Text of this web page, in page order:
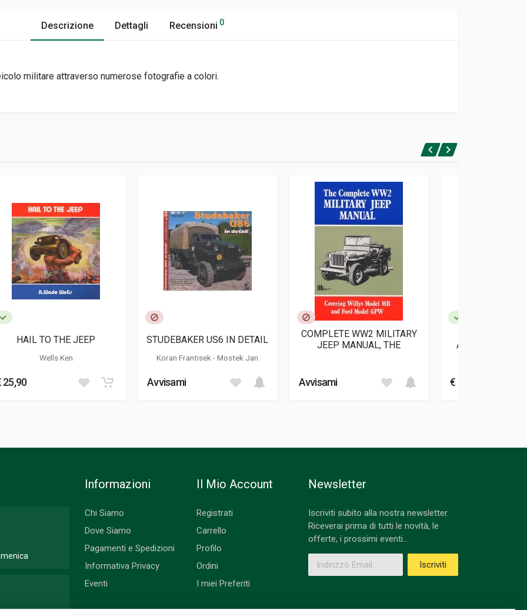
Descrizione Dettagli Recensioni 0
militare attraverso numerose fotografie a colori.
HAIL TO THE JEEP
Wells Ken
25,90
STUDEBAKER US6 IN DETAIL
Koran Frantisek-Mostek Jan
Avvisami
COMPLETE WW2 MILITARY
JEEP MANUAL, THE
Avvisami
ARCHIVE
€ 38,00
Informazioni
Chi Siamo
Dove Siamo
Pagamenti e Spedizioni
Informativa Privacy
Eventi
Il Mio Account
Registrati
Carrello
Profilo
Ordini
I miei Preferiti
Newsletter
Iscriviti subito alla nostra newsletter.
Riceverai prima di tutti le novità, le
offerte, i prossimi eventi...
Indirizzo Email
Iscriviti